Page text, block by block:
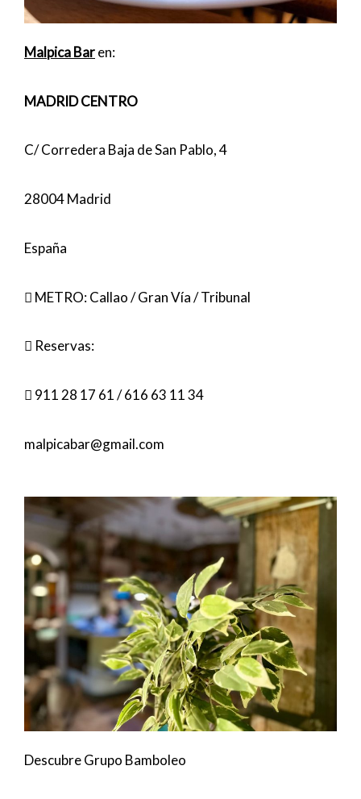
Malpica Baren:
MADRID CENTRO
C/ Corredera Baja de San Pablo, 4
28004 Madrid
España
︎ METRO: Callao / Gran Vía / Tribunal
︎ Reservas:
︎ 911 28 17 61 / 616 63 11 34
malpicabar@gmail.com
Descubre Grupo Bamboleo